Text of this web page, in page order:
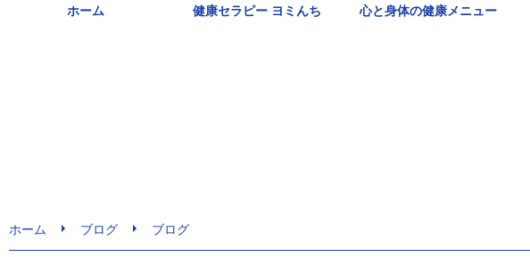
ホーム 健康セラピー ヨミんち 心と身体の健康メニュー
ホーム ブログ ブログ